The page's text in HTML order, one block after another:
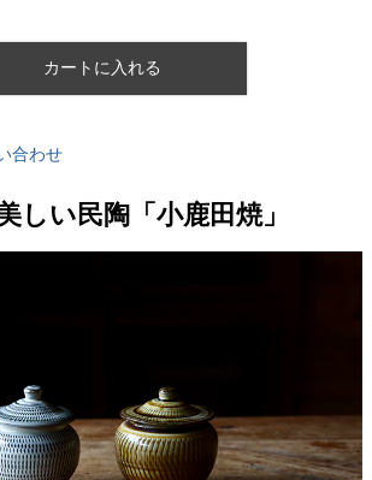
カートに入れる
合わせ
しい民陶「小鹿田焼」